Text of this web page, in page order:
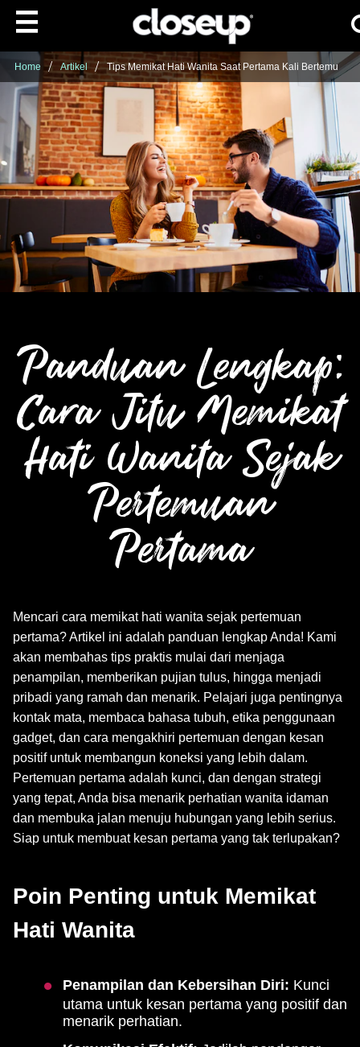
Skip to content
Home Artikel Tips Memikat Hati Wanita Saat Pertama Kali Bertemu
Panduan Lengkap:
Cara Jitu Memikat
Hati Wanita Sejak
Pertemuan
Pertama
Mencari cara memikat hati wanita sejak pertemuan
pertama? Artikel ini adalah panduan lengkap Anda! Kami
akan membahas tips praktis mulai dari menjaga
penampilan, memberikan pujian tulus, hingga menjadi
pribadi yang ramah dan menarik. Pelajari juga pentingnya
kontak mata, membaca bahasa tubuh, etika penggunaan
gadget, dan cara mengakhiri pertemuan dengan kesan
positif untuk membangun koneksi yang lebih dalam.
Pertemuan pertama adalah kunci, dan dengan strategi
yang tepat, Anda bisa menarik perhatian wanita idaman
dan membuka jalan menuju hubungan yang lebih serius.
Siap untuk membuat kesan pertama yang tak terlupakan?
Poin Penting untuk Memikat
Hati Wanita
Penampilan dan Kebersihan Diri: Kunci
utama untuk kesan pertama yang positif dan
menarik perhatian.